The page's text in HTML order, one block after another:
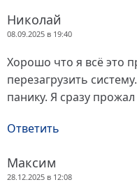
Николай
08.09.2025 в 19:40
Хорошо что я всё это
перезагрузить
панику. Я сразу
Ответить
Максим
28.12.2025 в 12:08